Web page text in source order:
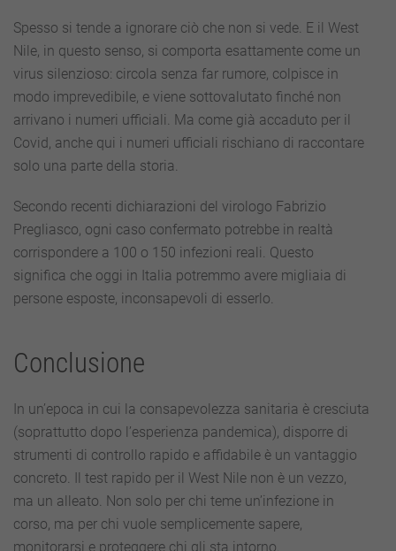
Spesso si tende a ignorare ciò che non si vede. E il West
Nile, in questo senso, si comporta esattamente come un
virus silenzioso: circola senza far rumore, colpisce in
modo imprevedibile, e viene sottovalutato finché non
arrivano i numeri ufficiali. Ma come già accaduto per il
Covid, anche qui i numeri ufficiali rischiano di raccontare
solo una parte della storia.
Secondo recenti dichiarazioni del virologo Fabrizio
Pregliasco, ogni caso confermato potrebbe in realtà
corrispondere a 100 o 150 infezioni reali. Questo
significa che oggi in Italia potremmo avere migliaia di
persone esposte, inconsapevoli di esserlo.
Conclusione
In un’epoca in cui la consapevolezza sanitaria è cresciuta
(soprattutto dopo l’esperienza pandemica), disporre di
strumenti di controllo rapido e affidabile è un vantaggio
concreto. Il test rapido per il West Nile non è un vezzo,
ma un alleato. Non solo per chi teme un’infezione in
corso, ma per chi vuole semplicemente sapere,
monitorarsi e proteggere chi gli sta intorno.